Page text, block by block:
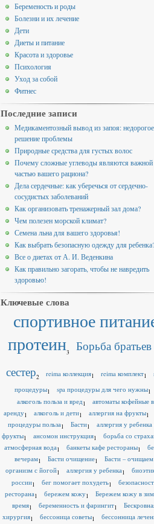
Беременость и роды
Болезни и их лечение
Дети
Диеты и питание
Красота и здоровье
Психология
Уход за собой
Фитнес
Последние записи
Медикаментозный вывод из запоя: недорогое
решение проблемы
Природные средства для густых волос
Почему сложные углеводы являются важной
частью вашего рациона?
Дела сердечные: как уберечься от сердечно-
сосудистых заболеваний
Как организовать тренажерный зал дома?
Чем полезен морской климат?
Семена льна для вашего здоровья!
Как выбрать безопасную одежду для
Все о диетах от А. И. Веденкина
Как правильно загорать, чтобы не навредить
здоровью!
Ключевые слова
спортивное
протеин3
Борьба
сестер2 reima коллекция1 reima комплект1
процедуры1 spa процедуры для чего нужны1
алкоголь польза и вред1
автоматы кофейные в
аренду1 алкоголь и дети1 аллергия на фрукты1
процедуры польза1 Басти1
аллергия у ребенка
фрукты1 ансомон инструкция1 борьба со
атмосферная вода1 банкеты кафе рестораны1
вечерам1 Басти очищение1
Басти – очищаем
организм с йогой1 аллергия у ребенка1
россии1 бег помогает похудеть1
ресторана1 бережем кожу1
Бережем кожу в
время1 беременность и фарингит1
хирургия1 бессоница советы1 бессонница